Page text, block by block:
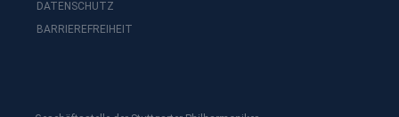
DATENSCHUTZ
BARRIEREFREIHEIT